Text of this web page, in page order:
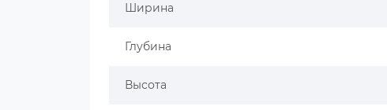
Ширина
Глубина
Высота